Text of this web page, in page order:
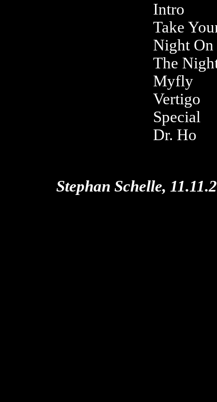
Intro
Take
Night
The
Myfly
Vertigo
Special
Dr. Ho
Stephan Schelle,